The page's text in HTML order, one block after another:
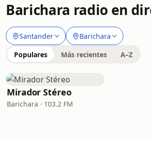
Barichara radio en
Santander Barichara
Populares Más recientes A–Z
Mirador Stéreo
Barichara · 103.2 FM